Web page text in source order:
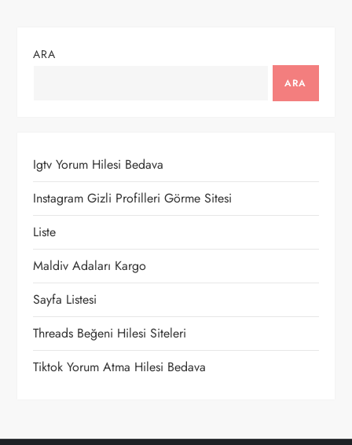
g
i
n
m
e
s
i
ARA
ARA
Igtv Yorum Hilesi Bedava
Instagram Gizli Profilleri Görme Sitesi
Liste
Maldiv Adaları Kargo
Sayfa Listesi
Threads Beğeni Hilesi Siteleri
Tiktok Yorum Atma Hilesi Bedava